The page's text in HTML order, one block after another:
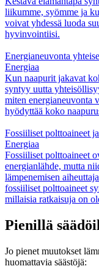
liikumme, syömme ja
voivat yhdessä luoda
hyvinvointiisi.
Energianeuvonta
Energiaa
Kun naapurit jakavat
syntyy uutta
miten energianeuvonta
hyödyttää koko
Fossiiliset polttoaineet
Energiaa
Fossiiliset polttoaineet
energianlähde, mutta
lämpenemisen
fossiiliset polttoaineet
millaisia ratkaisuja on
Pienillä
Jo pienet muutokset
huomattavia säästöjä: